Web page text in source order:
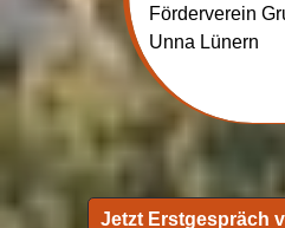
Förderverein
Unna Lünern
Jetzt Erstgespräch